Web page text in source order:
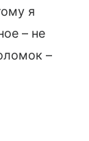
я
– не
–